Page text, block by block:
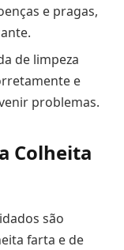
e pragas,
de limpeza
e
problemas.
Colheita
são
farta e de